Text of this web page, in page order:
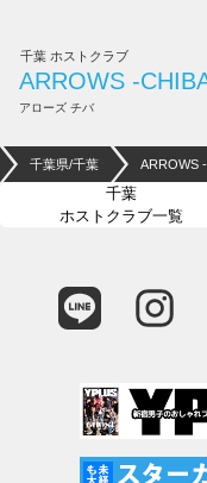
千葉 ホストクラブ
ARROWS -
アローズ チバ
千葉県/千葉 ARROWS
千葉
ホストクラブ一覧